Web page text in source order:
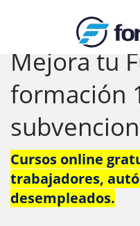
Mejora tu
formación
Cursos online
trabajadores,
desempleados.